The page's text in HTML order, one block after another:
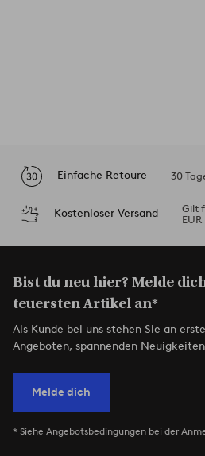
Einfache Retoure 30
Kostenloser Versand
Gilt
EUR
Bist du neu hier? Melde
teuersten Artikel an*
Als Kunde bei uns stehen Sie an
Angeboten, spannenden
Melde dich
* Siehe Angebotsbedingungen bei der